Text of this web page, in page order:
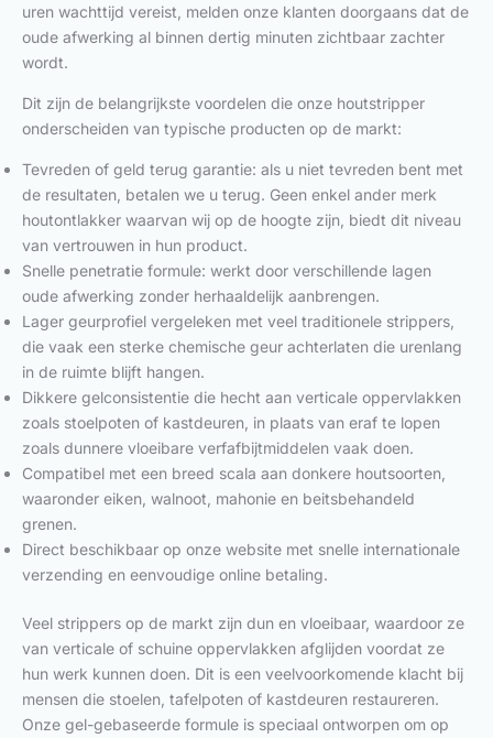
uren wachttijd vereist, melden onze klanten doorgaans dat de
oude afwerking al binnen dertig minuten zichtbaar zachter
wordt.
Dit zijn de belangrijkste voordelen die onze houtstripper
onderscheiden van typische producten op de markt:
Tevreden of geld terug garantie: als u niet tevreden bent met
de resultaten, betalen we u terug. Geen enkel ander merk
houtontlakker waarvan wij op de hoogte zijn, biedt dit niveau
van vertrouwen in hun product.
Snelle penetratie formule: werkt door verschillende lagen
oude afwerking zonder herhaaldelijk aanbrengen.
Lager geurprofiel vergeleken met veel traditionele strippers,
die vaak een sterke chemische geur achterlaten die urenlang
in de ruimte blijft hangen.
Dikkere gelconsistentie die hecht aan verticale oppervlakken
zoals stoelpoten of kastdeuren, in plaats van eraf te lopen
zoals dunnere vloeibare verfafbijtmiddelen vaak doen.
Compatibel met een breed scala aan donkere houtsoorten,
waaronder eiken, walnoot, mahonie en beitsbehandeld
grenen.
Direct beschikbaar op onze website met snelle internationale
verzending en eenvoudige online betaling.
Veel strippers op de markt zijn dun en vloeibaar, waardoor ze
van verticale of schuine oppervlakken afglijden voordat ze
hun werk kunnen doen. Dit is een veelvoorkomende klacht bij
mensen die stoelen, tafelpoten of kastdeuren restaureren.
Onze gel-gebaseerde formule is speciaal ontworpen om op